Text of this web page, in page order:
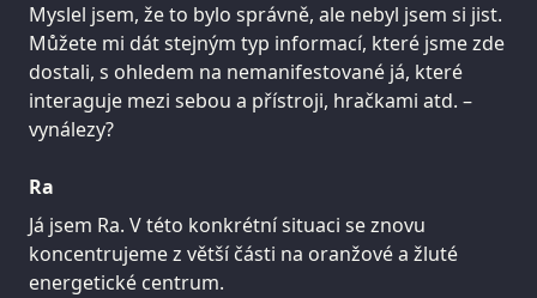
Myslel jsem, že to bylo správně, ale nebyl jsem si jist.
Můžete mi dát stejným typ informací, které jsme zde
dostali, s ohledem na nemanifestované já, které
interaguje mezi sebou a přístroji, hračkami atd. –
vynálezy?
Ra
Já jsem Ra. V této konkrétní situaci se znovu
koncentrujeme z větší části na oranžové a žluté
energetické centrum.